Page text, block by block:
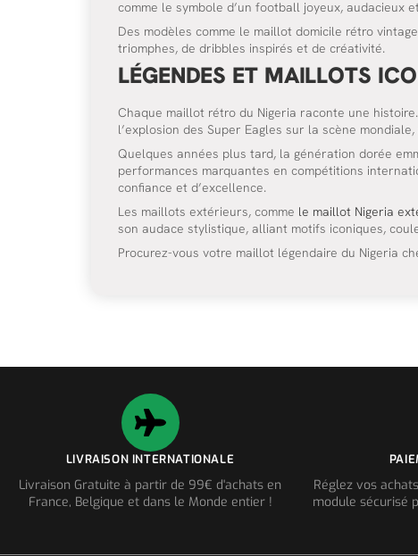
comme le symbole d’un football joyeux, audacieux
Des modèles comme le maillot domicile rétro
triomphes, de dribbles inspirés et de créativité.
LÉGENDES ET MAILLOTS
Chaque maillot rétro du Nigeria raconte une histoire.
l’explosion des Super Eagles sur la scène
Quelques années plus tard, la génération dorée
performances marquantes en compétitions
confiance et d’excellence.
Les maillots extérieurs, comme le maillot Nigeria
son audace stylistique, alliant motifs iconiques,
Procurez-vous votre maillot légendaire du Nigeria
LIVRAISON INTERNATIONALE
Livraison Gratuite à partir de 99€ d'achats en
France, Belgique et dans le Monde entier !
Réglez vos
module sécurisé